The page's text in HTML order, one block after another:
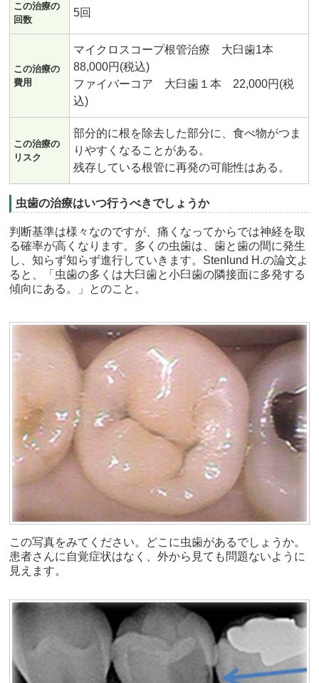
この治療の
回数
5回
この治療の
費用
マイクロスコープ根管治療 大臼歯1本
88,000円(税込)
ファイバーコア 大臼歯１本 22,000円(税
込)
この治療の
リスク
部分的に根を除去した部分に、食べ物がつま
りやすくなることがある。
残存している根管に再発の可能性はある。
虫歯の治療はいつ行うべきでしょうか
判断基準は様々なのですが、痛くなってからでは神経を取
る確率が高くなります。多くの虫歯は、歯と歯の間に発生
し、知らず知らず進行していきます。Stenlund H.の論文よ
ると、「虫歯の多くは大臼歯と小臼歯の隣接面に多発する
傾向にある。」とのこと。
この写真をみてください。どこに虫歯があるでしょうか。
患者さんに自覚症状はなく、外から見ても問題ないように
見えます。